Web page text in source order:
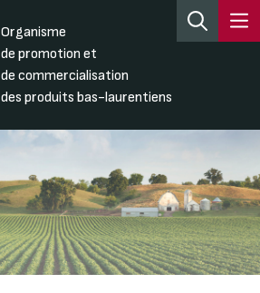
Organisme
de promotion et
de commercialisation
des produits bas-laurentiens